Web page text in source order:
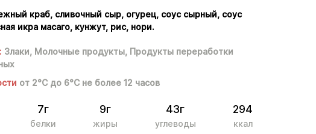
краб, сливочный сыр, огурец, соус сырный, соус
икра масаго, кунжут, рис, нори.
Злаки, Молочные продукты, Продукты переработки
от 2°С до 6°С не более 12 часов
7г
белки
9г
жиры
43г
углеводы
294
ккал